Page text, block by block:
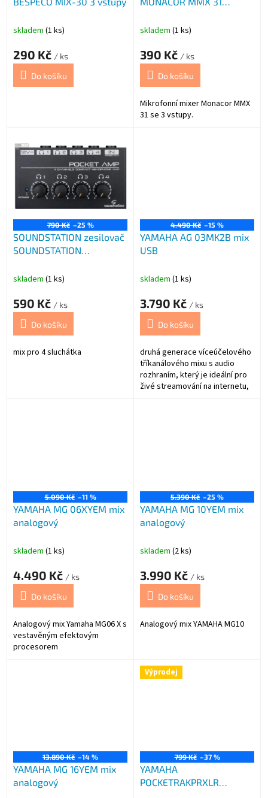
skladem (1 ks)
290 Kč / ks
Do košíku
skladem (1 ks)
390 Kč / ks
Do košíku
Mikrofonní mixer Monacor MMX
31 se 3 vstupy.
790 Kč –25 %
SOUNDSTATION zesilovač
SOUNDSTATION
skladem (1 ks)
590 Kč / ks
Do košíku
mix pro 4 sluchátka
4.490 Kč –15 %
YAMAHA AG 03MK2B mix
USB
skladem (1 ks)
3.790 Kč / ks
Do košíku
druhá generace víceúčelového
tříkanálového mixu s audio
rozhraním, který je ideální pro
živé streamování na internetu,
5.090 Kč –11 %
YAMAHA MG 06XYEM mix
analogový
skladem (1 ks)
4.490 Kč / ks
Do košíku
Analogový mix Yamaha MG06 X s
vestavěným efektovým
procesorem
5.390 Kč –25 %
YAMAHA MG 10YEM mix
analogový
skladem (2 ks)
3.990 Kč / ks
Do košíku
Analogový mix YAMAHA MG10
13.890 Kč –14 %
YAMAHA MG 16YEM mix
analogový
Výprodej
799 Kč –37 %
YAMAHA
POCKETRAKPRXLR